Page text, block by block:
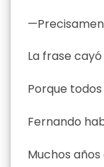
La frase
Porque
Fernando
Muchos años